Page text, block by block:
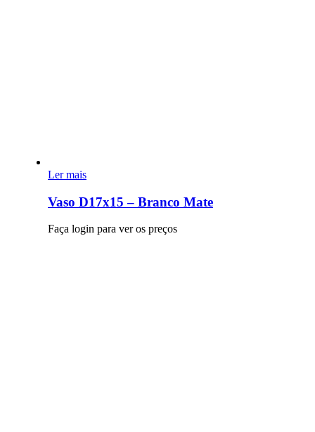
Ler mais
Vaso D17x15 – Branco Mate
Faça login para ver os preços